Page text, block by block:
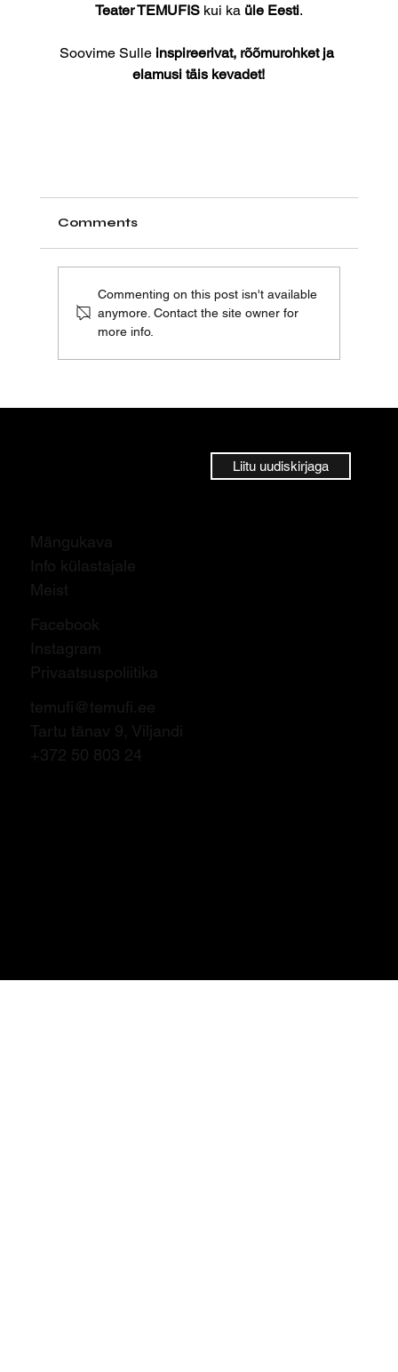
Teater TEMUFIS kui ka üle Eesti.
Soovime Sulle inspireerivat, rõõmurohket ja
elamusi täis kevadet!
Comments
Commenting on this post isn't available
anymore. Contact the site owner for
more info.
Liitu uudiskirjaga
Mängukava
Info külastajale
Meist
Facebook
Instagram
Privaatsuspoliitika
temufi@temufi.ee
Tartu tänav 9, Viljandi
+372 50 803 24